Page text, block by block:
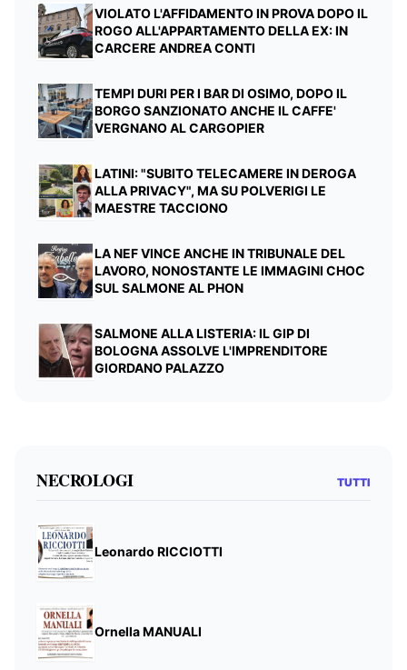
VIOLATO L'AFFIDAMENTO IN PROVA DOPO IL
ROGO ALL'APPARTAMENTO DELLA EX: IN
CARCERE ANDREA CONTI
TEMPI DURI PER I BAR DI OSIMO, DOPO IL
BORGO SANZIONATO ANCHE IL CAFFE'
VERGNANO AL CARGOPIER
LATINI: "SUBITO TELECAMERE IN DEROGA
ALLA PRIVACY", MA SU POLVERIGI LE
MAESTRE TACCIONO
LA NEF VINCE ANCHE IN TRIBUNALE DEL
LAVORO, NONOSTANTE LE IMMAGINI CHOC
SUL SALMONE AL PHON
SALMONE ALLA LISTERIA: IL GIP DI
BOLOGNA ASSOLVE L'IMPRENDITORE
GIORDANO PALAZZO
NECROLOGI TUTTI
Leonardo RICCIOTTI
Ornella MANUALI